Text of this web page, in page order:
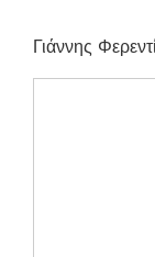
Γιάννης